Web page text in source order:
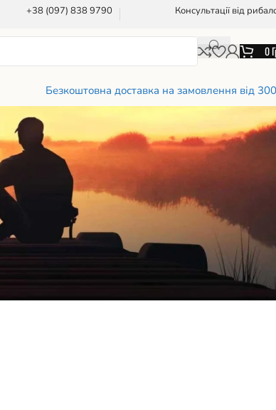
+38 (097) 838 9790 Консультації від
0
Безкоштовна доставка на замовлення від